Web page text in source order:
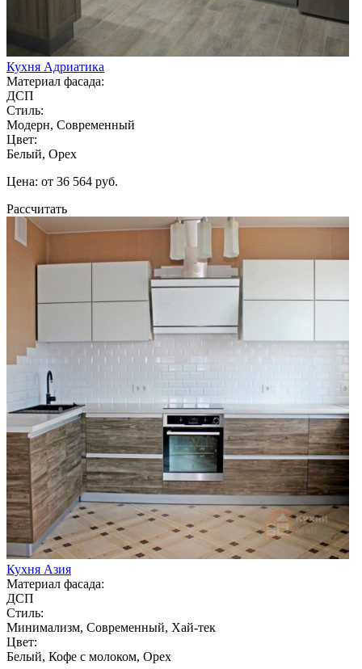
Кухня Адриатика
Материал фасада:
ДСП
Стиль:
Модерн, Современный
Цвет:
Белый, Орех
Цена: от 36 564 руб.
Рассчитать
Кухня Азия
Материал фасада:
ДСП
Стиль:
Минимализм, Современный, Хай-тек
Цвет:
Белый, Кофе с молоком, Орех